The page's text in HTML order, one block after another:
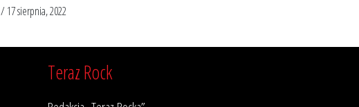
/ 17 sierpnia, 2022
Teraz Rock